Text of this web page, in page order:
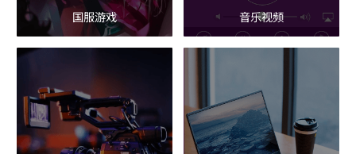
国服游戏 音乐视频